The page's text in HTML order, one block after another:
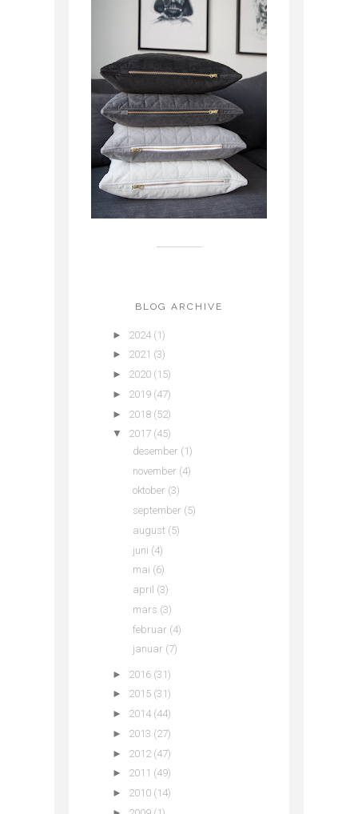
BLOG ARCHIVE
► 2024 (1)
► 2021 (3)
► 2020 (15)
► 2019 (47)
► 2018 (52)
▼
2017 (45)
desember (1)
november (4)
oktober (3)
september (5)
august (5)
juni (4)
mai (6)
april (3)
mars (3)
februar (4)
januar (7)
► 2016 (31)
► 2015 (31)
► 2014 (44)
► 2013 (27)
► 2012 (47)
► 2011 (49)
► 2010 (14)